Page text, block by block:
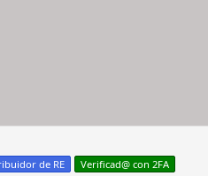
de RE Verificad@ con 2FA